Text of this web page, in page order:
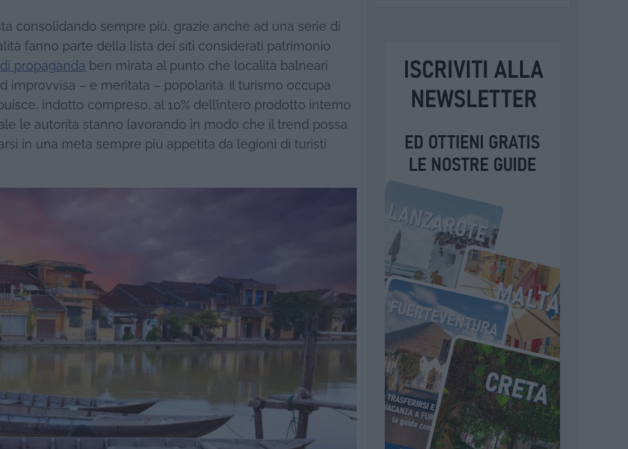
consolidando sempre più, grazie anche ad una serie di
fanno parte della lista dei siti considerati patrimonio
propaganda ben mirata al punto che località balneari
improvvisa – e meritata – popolarità. Il turismo occupa
indotto compreso, al 10% dell’intero prodotto interno
le autorità stanno lavorando in modo che il trend possa
in una meta sempre più appetita da legioni di turisti